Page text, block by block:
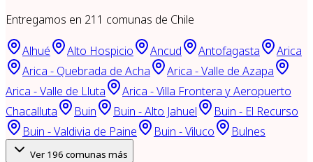
Entregamos en 211 comunas de Chile
Alhué Alto Hospicio Ancud Antofagasta
Arica
Arica - Quebrada de Acha
Arica - Valle de Azapa
Arica - Valle de Lluta
Arica - Villa Frontera y Aeropuerto
Chacalluta
Buin Buin - Alto Jahuel
Buin - El Recurso
Buin - Valdivia de Paine
Buin - Viluco Bulnes
Ver 196 comunas más